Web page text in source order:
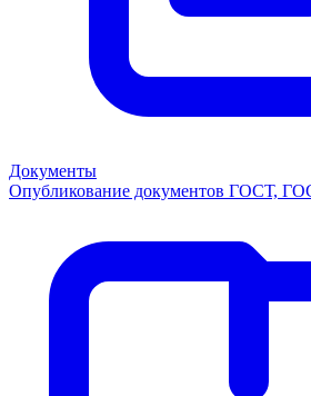
Документы
Опубликование документов ГОСТ,